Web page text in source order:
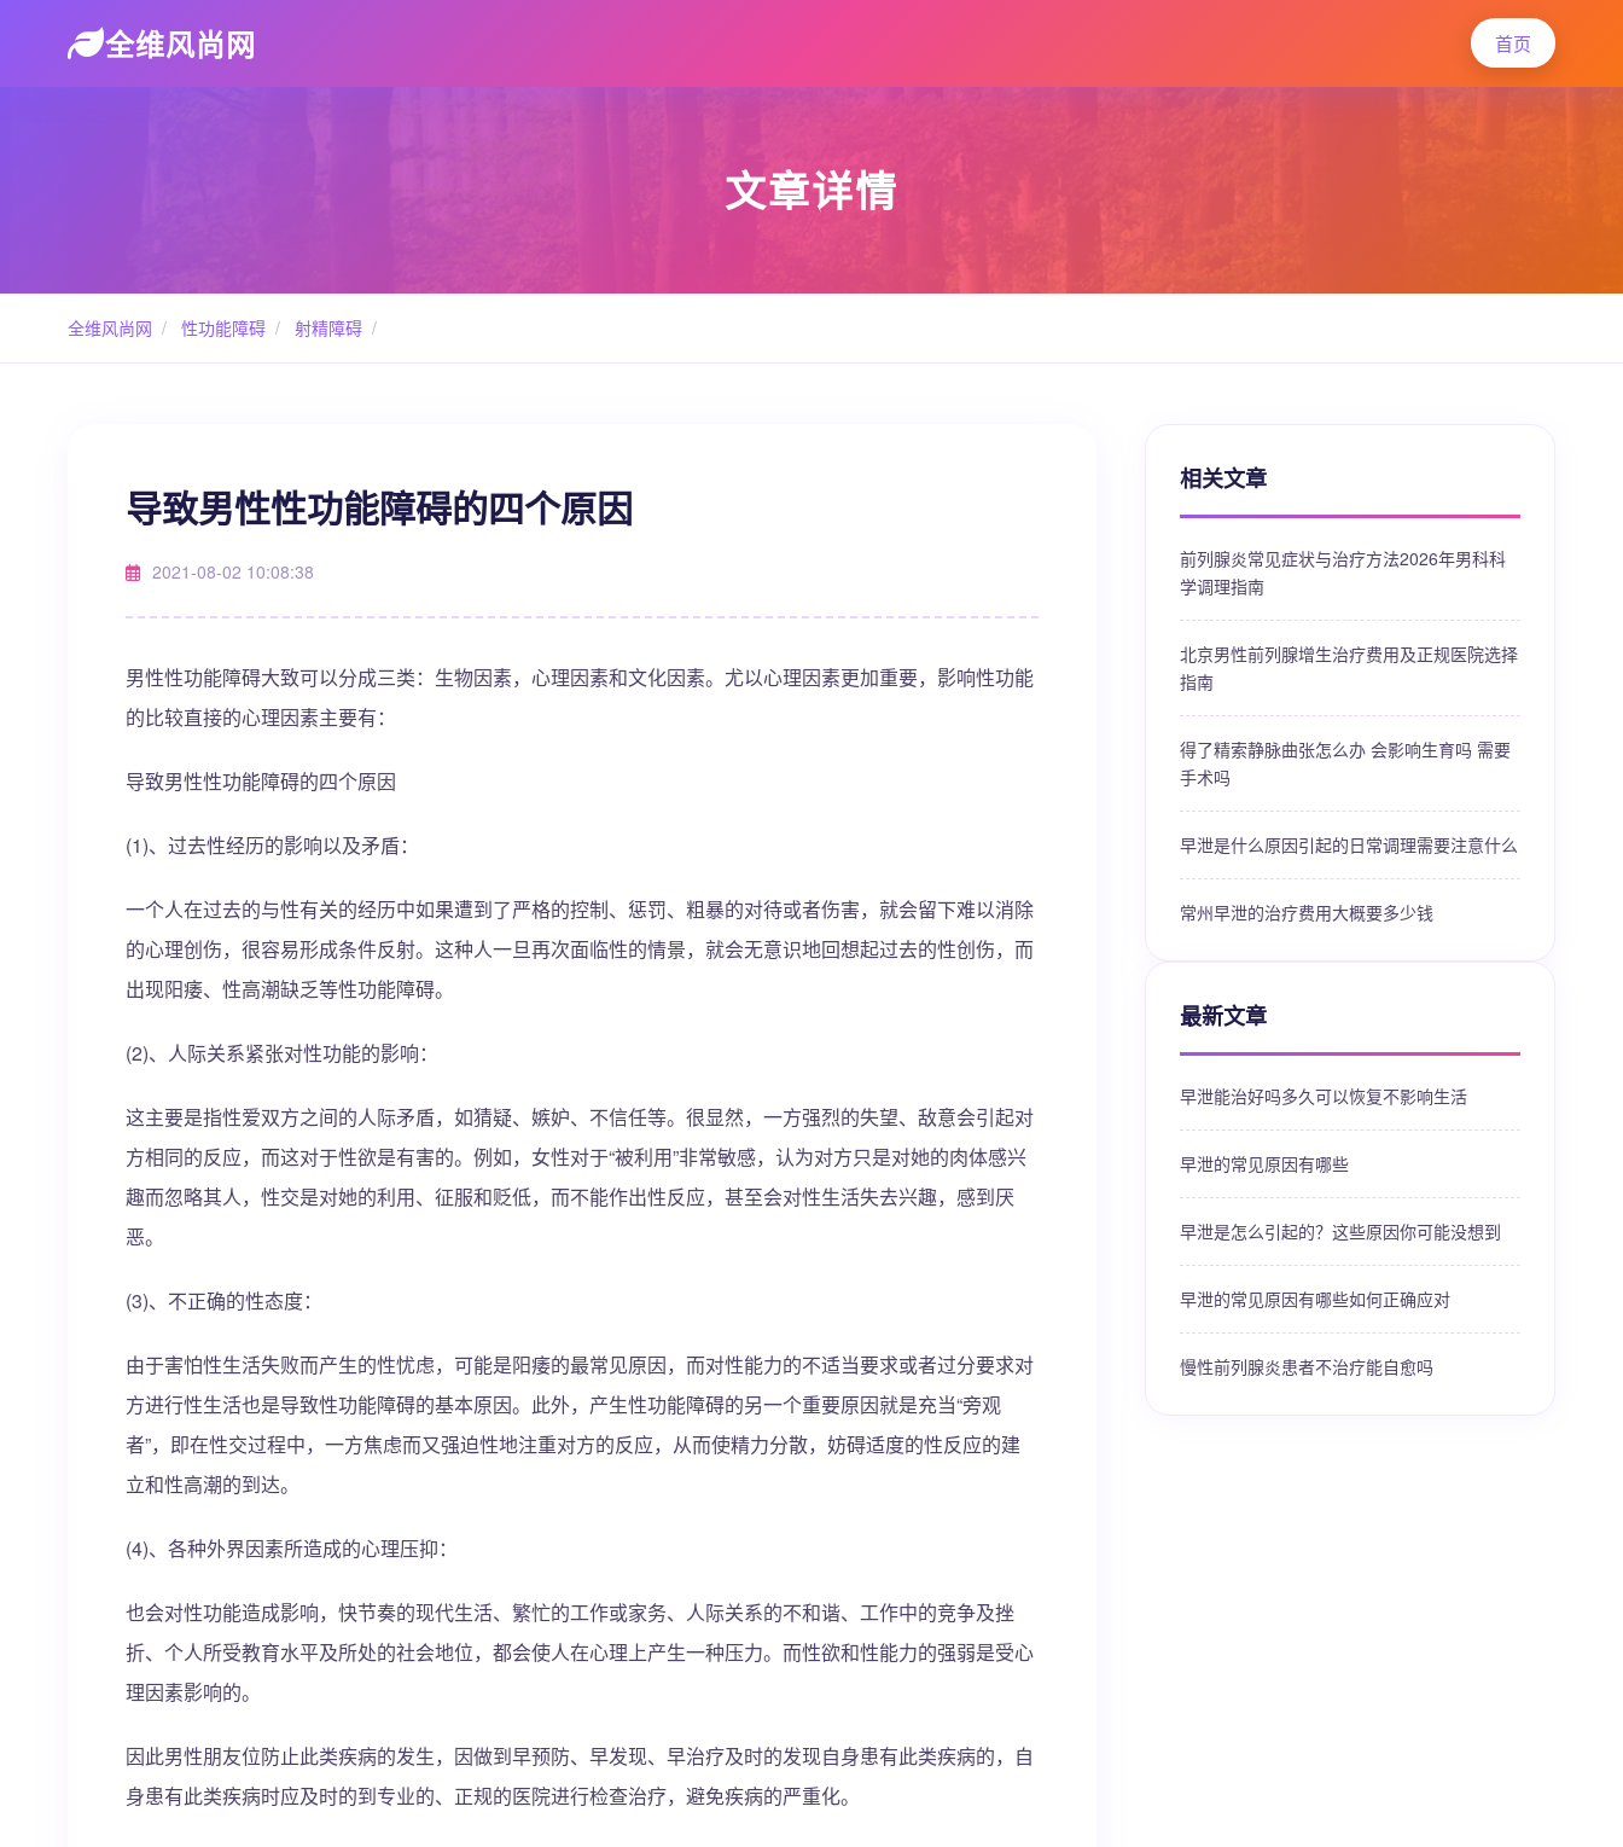
全维风尚网 首页
文章详情
全维风尚网 / 性功能障碍 / 射精障碍 /
导致男性性功能障碍的四个原因
2021-08-02 10:08:38
男性性功能障碍大致可以分成三类：生物因素，心理因素和文化因素。尤以心理因素更加重要，影响性功能
的比较直接的心理因素主要有：
导致男性性功能障碍的四个原因
(1)、过去性经历的影响以及矛盾：
一个人在过去的与性有关的经历中如果遭到了严格的控制、惩罚、粗暴的对待或者伤害，就会留下难以消除
的心理创伤，很容易形成条件反射。这种人一旦再次面临性的情景，就会无意识地回想起过去的性创伤，而
出现阳痿、性高潮缺乏等性功能障碍。
(2)、人际关系紧张对性功能的影响：
这主要是指性爱双方之间的人际矛盾，如猜疑、嫉妒、不信任等。很显然，一方强烈的失望、敌意会引起对
方相同的反应，而这对于性欲是有害的。例如，女性对于“被利用”非常敏感，认为对方只是对她的肉体感兴
趣而忽略其人，性交是对她的利用、征服和贬低，而不能作出性反应，甚至会对性生活失去兴趣，感到厌
恶。
(3)、不正确的性态度：
由于害怕性生活失败而产生的性忧虑，可能是阳痿的最常见原因，而对性能力的不适当要求或者过分要求对
方进行性生活也是导致性功能障碍的基本原因。此外，产生性功能障碍的另一个重要原因就是充当“旁观
者”，即在性交过程中，一方焦虑而又强迫性地注重对方的反应，从而使精力分散，妨碍适度的性反应的建
立和性高潮的到达。
(4)、各种外界因素所造成的心理压抑：
也会对性功能造成影响，快节奏的现代生活、繁忙的工作或家务、人际关系的不和谐、工作中的竞争及挫
折、个人所受教育水平及所处的社会地位，都会使人在心理上产生一种压力。而性欲和性能力的强弱是受心
理因素影响的。
因此男性朋友位防止此类疾病的发生，因做到早预防、早发现、早治疗及时的发现自身患有此类疾病的，自
身患有此类疾病时应及时的到专业的、正规的医院进行检查治疗，避免疾病的严重化。
相关文章
前列腺炎常见症状与治疗方法2026年男科科
学调理指南
北京男性前列腺增生治疗费用及正规医院选择
指南
得了精索静脉曲张怎么办 会影响生育吗 需要
手术吗
早泄是什么原因引起的日常调理需要注意什么
常州早泄的治疗费用大概要多少钱
最新文章
早泄能治好吗多久可以恢复不影响生活
早泄的常见原因有哪些
早泄是怎么引起的？这些原因你可能没想到
早泄的常见原因有哪些如何正确应对
慢性前列腺炎患者不治疗能自愈吗